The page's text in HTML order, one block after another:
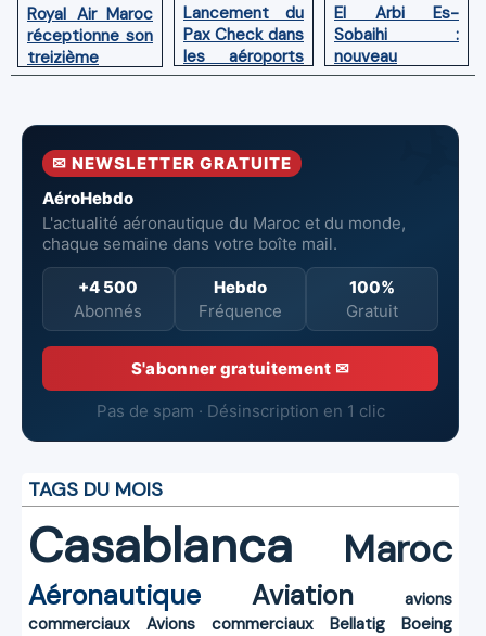
Royal Air Maroc
réceptionne son
treizième
Boeing 787
Lancement du
Pax Check dans
les aéroports
du Maroc
El Arbi Es-
Sobaihi :
nouveau
directeur à la
l’Aéroport
Mohammed V
✉ NEWSLETTER GRATUITE
AéroHebdo
L'actualité aéronautique du Maroc et du monde,
chaque semaine dans votre boîte mail.
+4 500
Abonnés
Hebdo
Fréquence
100%
Gratuit
S'abonner gratuitement ✉
Pas de spam · Désinscription en 1 clic
TAGS DU MOIS
Casablanca Maroc
Aéronautique Aviation
avions
commerciaux
Avions commerciaux Bellatig
Boeing